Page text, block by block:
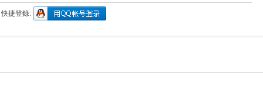
快捷登錄: